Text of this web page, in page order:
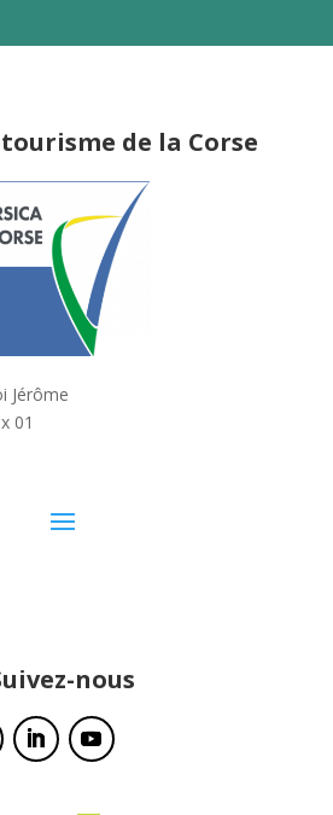
de la Corse
Jérôme
01
nous